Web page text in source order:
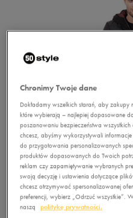
Chronimy Twoje dane
Dokładamy wszelkich starań, aby zakupy
które wybierają – najlepiej dopasowane
poszanowaniu bezpieczeństwa
chcesz, abyśmy wykorzystywali
do przygotowania personalizowanych
produktów dopasowanych do Twoich
reklam czy zapamiętywanie wybranych
swoją decyzję i ustawienia dotyczące
chcesz otrzymywać spersonalizowanej
preferencji, wybierz „Odrzuć wszystkie”.
naszą
politykę prywatności.